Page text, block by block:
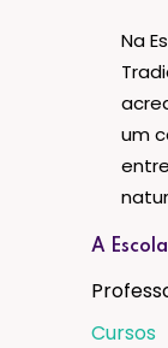
Na
um
A Escola
Cursos